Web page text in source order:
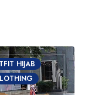
HIJAB